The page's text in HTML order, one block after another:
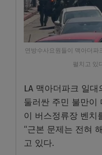
연방수사요원들이 맥아더파
펼치고 있
LA 맥아더파크 일대
둘러싼 주민 불만이
이 버스정류장 벤치
“근본 문제는 전혀
고 있다.